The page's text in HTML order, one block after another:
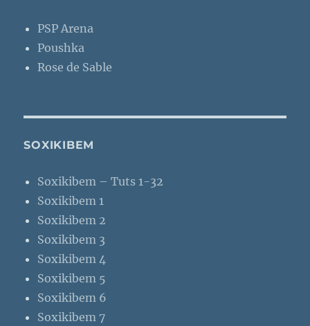
PSP Arena
Poushka
Rose de Sable
SOXIKIBEM
Soxikibem – Tuts 1-32
Soxikibem 1
Soxikibem 2
Soxikibem 3
Soxikibem 4
Soxikibem 5
Soxikibem 6
Soxikibem 7